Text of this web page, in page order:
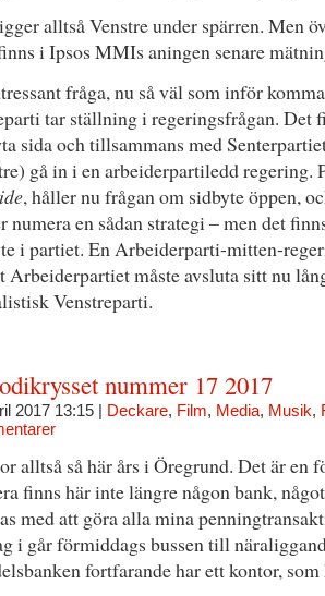
alltså Venstre under spärren. Men
i Ipsos MMIs aningen senare
fråga, nu så väl som inför
tar ställning i regeringsfrågan. Det
sida och tillsammans med
gå in i en arbeiderpartiledd regering.
, håller nu frågan om sidbyte öppen,
numera en sådan strategi – men det
i partiet. En Arbeiderparti-mitten-
Arbeiderpartiet måste avsluta sitt nu
Venstreparti.
nummer 17 2017
2017 13:15 | Deckare, Film, Media, Musik,
alltså så här års i Öregrund. Det är en
finns här inte längre någon bank,
med att göra alla mina
i går förmiddags bussen till
fortfarande har ett kontor, som